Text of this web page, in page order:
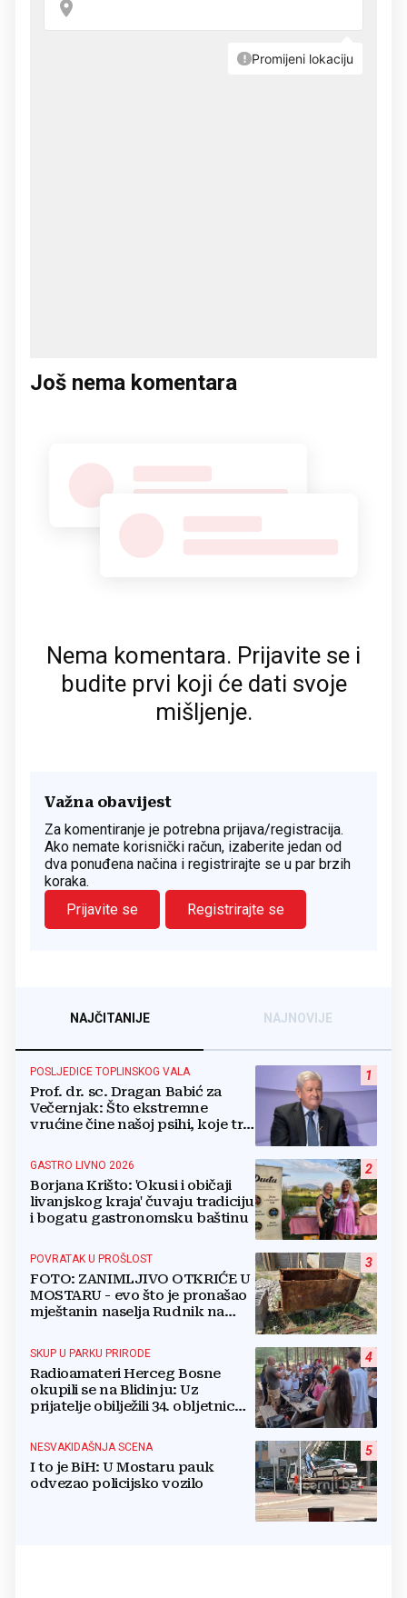
Još nema komentara
Nema komentara. Prijavite se i
budite prvi koji će dati svoje
mišljenje.
Važna obavijest
Za komentiranje je potrebna prijava/registracija.
Ako nemate korisnički račun, izaberite jedan od
dva ponuđena načina i registrirajte se u par brzih
koraka.
Prijavite se
Registrirajte se
NAJČITANIJE NAJNOVIJE
1
POSLJEDICE TOPLINSKOG VALA
Prof. dr. sc. Dragan Babić za
Večernjak: Što ekstremne
vrućine čine našoj psihi, koje tri
boriti...
2
GASTRO LIVNO 2026
Borjana Krišto: 'Okusi i običaji
livanjskog kraja' čuvaju tradiciju
i bogatu gastronomsku baštinu
3
POVRATAK U PROŠLOST
FOTO: ZANIMLJIVO OTKRIĆE U
MOSTARU - evo što je pronašao
mještanin naselja Rudnik na
4
SKUP U PARKU PRIRODE
Radioamateri Herceg Bosne
okupili se na Blidinju: Uz
prijatelje obilježili 34. obljetnicu
5
NESVAKIDAŠNJA SCENA
I to je BiH: U Mostaru pauk
odvezao policijsko vozilo